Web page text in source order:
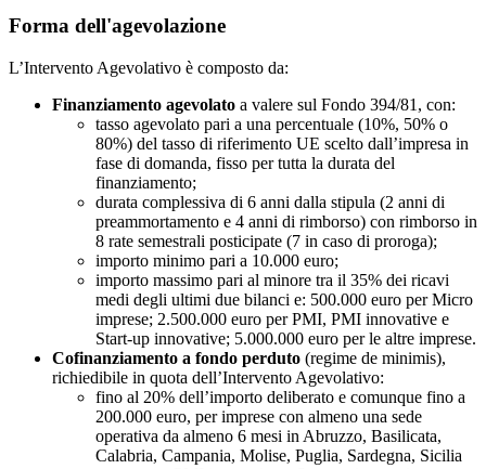
Forma dell'agevolazione
L’Intervento Agevolativo è composto da:
Finanziamento agevolato a valere sul Fondo 394/81, con:
tasso agevolato pari a una percentuale (10%, 50% o
80%) del tasso di riferimento UE scelto dall’impresa in
fase di domanda, fisso per tutta la durata del
finanziamento;
durata complessiva di 6 anni dalla stipula (2 anni di
preammortamento e 4 anni di rimborso) con rimborso in
8 rate semestrali posticipate (7 in caso di proroga);
importo minimo pari a 10.000 euro;
importo massimo pari al minore tra il 35% dei ricavi
medi degli ultimi due bilanci e: 500.000 euro per Micro
imprese; 2.500.000 euro per PMI, PMI innovative e
Start-up innovative; 5.000.000 euro per le altre imprese.
Cofinanziamento a fondo perduto (regime de minimis),
richiedibile in quota dell’Intervento Agevolativo:
fino al 20% dell’importo deliberato e comunque fino a
200.000 euro, per imprese con almeno una sede
operativa da almeno 6 mesi in Abruzzo, Basilicata,
Calabria, Campania, Molise, Puglia, Sardegna, Sicilia